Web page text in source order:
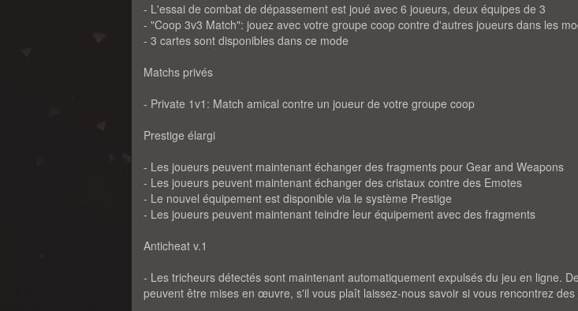
- L'essai de combat de dépassement est joué avec 6 joueurs, deux équipes de 3
- "Coop 3v3 Match": jouez avec votre groupe coop contre d'autres joueurs dans les
- 3 cartes sont disponibles dans ce mode
Matchs privés
- Private 1v1: Match amical contre un joueur de votre groupe coop
Prestige élargi
- Les joueurs peuvent maintenant échanger des fragments pour Gear and Weapons
- Les joueurs peuvent maintenant échanger des cristaux contre des Emotes
- Le nouvel équipement est disponible via le système Prestige
- Les joueurs peuvent maintenant teindre leur équipement avec des fragments
Anticheat v.1
- Les tricheurs détectés sont maintenant automatiquement expulsés du jeu en ligne.
peuvent être mises en œuvre, s'il vous plaît laissez-nous savoir si vous rencontrez